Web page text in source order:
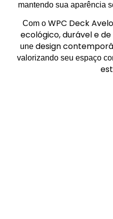
mantendo sua aparência
Com o WPC Deck
ecológico, durável e
une design
valorizando seu espaço